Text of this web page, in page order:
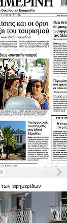
των εφημερίδων